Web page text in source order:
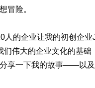
冒险。
人的企业让我的初创企
们伟大的企业文化的基础
享一下我的故事——以